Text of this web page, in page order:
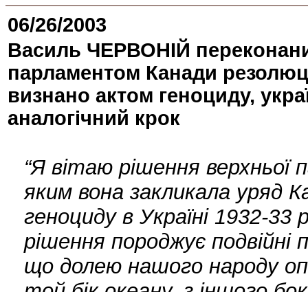
06/26/2003
Василь ЧЕРВОНІЙ
парламентом Канади
визнано актом геноциду,
аналогічний крок
“Я вітаю рішення
яким вона закликала уряд
геноциду в Українi 1932-33
рішення породжує
що долею нашого народу